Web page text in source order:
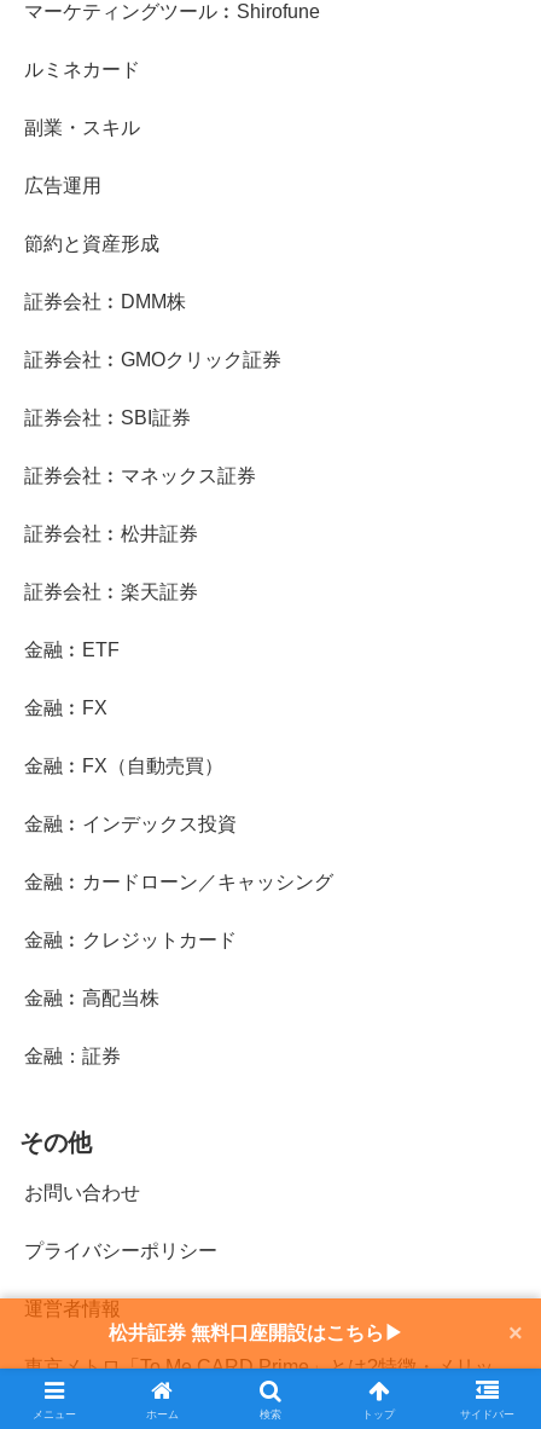
マーケティングツール︰Shirofune
ルミネカード
副業・スキル
広告運用
節約と資産形成
証券会社︰DMM株
証券会社︰GMOクリック証券
証券会社︰SBI証券
証券会社︰マネックス証券
証券会社︰松井証券
証券会社︰楽天証券
金融︰ETF
金融︰FX
金融︰FX（自動売買）
金融︰インデックス投資
金融︰カードローン／キャッシング
金融︰クレジットカード
金融︰高配当株
金融：証券
その他
お問い合わせ
プライバシーポリシー
運営者情報
東京メトロ「To Me CARD Prime」とは?特徴・メリッ
ト・デメリット・年会費・ポイント還元率を初心者向け
メニュー ホーム 検索 トップ サイドバー
松井証券 無料口座開設はこちら▶ ×